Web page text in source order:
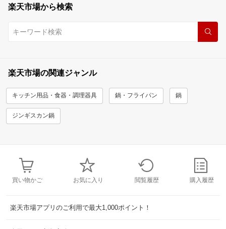
楽天市場から検索
楽天市場の関連ジャンル
キッチン用品・食器・調理器具 鍋・フライパン 鍋
ジンギスカン鍋
買い物かご お気に入り 閲覧履歴 購入履歴
楽天市場アプリのご利用で最大1,000ポイント！